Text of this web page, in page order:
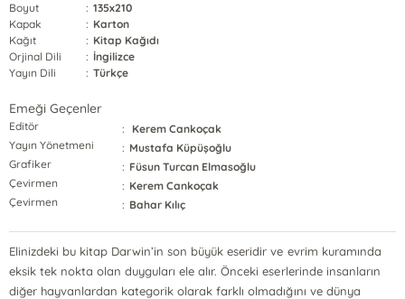
Boyut
: 135x210
Kapak
: Karton
Kağıt
: Kitap Kağıdı
Orjinal Dili
: İngilizce
Yayın Dili
: Türkçe
Emeği Geçenler
Editör :
Kerem Cankoçak
Yayın Yönetmeni
: Mustafa Küpüşoğlu
Grafiker
: Füsun Turcan Elmasoğlu
Çevirmen
: Kerem Cankoçak
Çevirmen
: Bahar Kılıç
Elinizdeki bu kitap Darwin’in son büyük eseridir ve evrim kuramında
eksik tek nokta olan duyguları ele alır. Önceki eserlerinde insanların
diğer hayvanlardan kategorik olarak farklı olmadığını ve dünya